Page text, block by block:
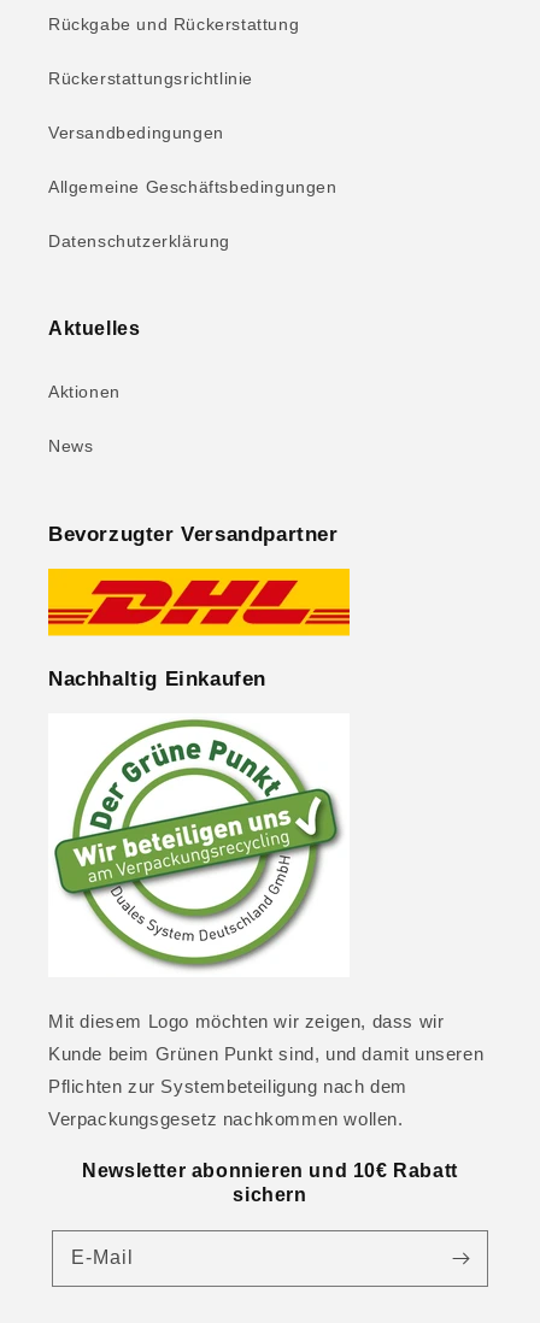
Rückgabe und Rückerstattung
Rückerstattungsrichtlinie
Versandbedingungen
Allgemeine Geschäftsbedingungen
Datenschutzerklärung
Aktuelles
Aktionen
News
Bevorzugter Versandpartner
Nachhaltig Einkaufen
Mit diesem Logo möchten wir zeigen, dass wir
Kunde beim Grünen Punkt sind, und damit unseren
Pflichten zur Systembeteiligung nach dem
Verpackungsgesetz nachkommen wollen.
Newsletter abonnieren und 10€ Rabatt
sichern
E-Mail